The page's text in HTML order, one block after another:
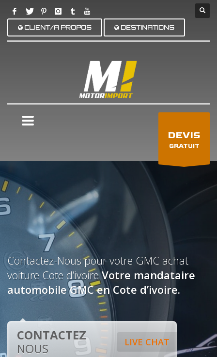
CLIENT/A PROPOS DESTINATIONS
DEVIS
GRATUIT
Contactez-Nous pour votre GMC achat
voiture Cote d’ivoireVotre mandataire
automobile GMC en Cote d’ivoire.
LIVE CHAT
CONTACTEZ
NOUS